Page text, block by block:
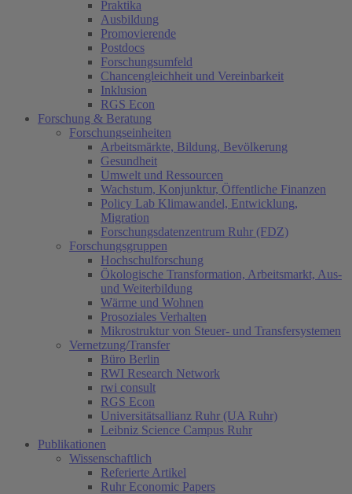
Praktika
Ausbildung
Promovierende
Postdocs
Forschungsumfeld
Chancengleichheit und Vereinbarkeit
Inklusion
RGS Econ
Forschung & Beratung
Forschungseinheiten
Arbeitsmärkte, Bildung, Bevölkerung
Gesundheit
Umwelt und Ressourcen
Wachstum, Konjunktur, Öffentliche Finanzen
Policy Lab Klimawandel, Entwicklung,
Migration
Forschungsdatenzentrum Ruhr (FDZ)
Forschungsgruppen
Hochschulforschung
Ökologische Transformation, Arbeitsmarkt, Aus-
und Weiterbildung
Wärme und Wohnen
Prosoziales Verhalten
Mikrostruktur von Steuer- und Transfersystemen
Vernetzung/Transfer
Büro Berlin
RWI Research Network
rwi consult
RGS Econ
Universitätsallianz Ruhr (UA Ruhr)
Leibniz Science Campus Ruhr
Publikationen
Wissenschaftlich
Referierte Artikel
Ruhr Economic Papers